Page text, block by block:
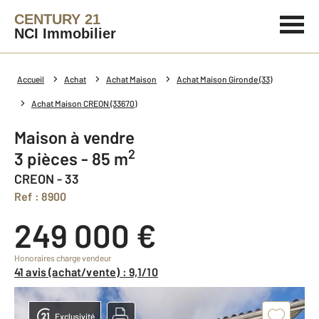
CENTURY 21
NCI Immobilier
Accueil Achat Achat Maison Achat Maison Gironde (33)
Achat Maison CREON (33670)
Maison à vendre
3 pièces - 85 m2
CREON - 33
Ref : 8900
249 000 €
Honoraires charge vendeur
41 avis (achat/vente) : 9,1/10
Exclusivité